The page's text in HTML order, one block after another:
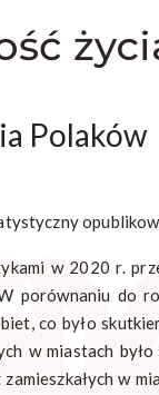
Polaków
w 2020 r.
porównaniu do
co było
w miastach
w